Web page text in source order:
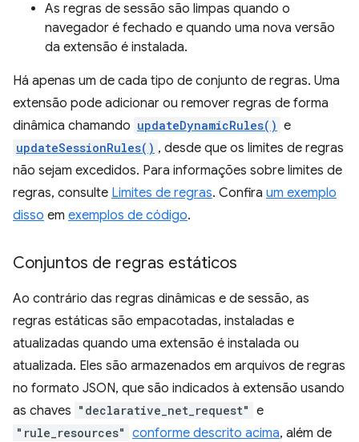
As regras de sessão são limpas quando o
navegador é fechado e quando uma nova versão
da extensão é instalada.
Há apenas um de cada tipo de conjunto de regras. Uma
extensão pode adicionar ou remover regras de forma
dinâmica chamando updateDynamicRules() e
updateSessionRules() , desde que os limites de regras
não sejam excedidos. Para informações sobre limites de
regras, consulte Limites de regras. Confira um exemplo
disso em exemplos de código.
Conjuntos de regras estáticos
Ao contrário das regras dinâmicas e de sessão, as
regras estáticas são empacotadas, instaladas e
atualizadas quando uma extensão é instalada ou
atualizada. Eles são armazenados em arquivos de regras
no formato JSON, que são indicados à extensão usando
as chaves "declarative_net_request" e
"rule_resources" conforme descrito acima, além de